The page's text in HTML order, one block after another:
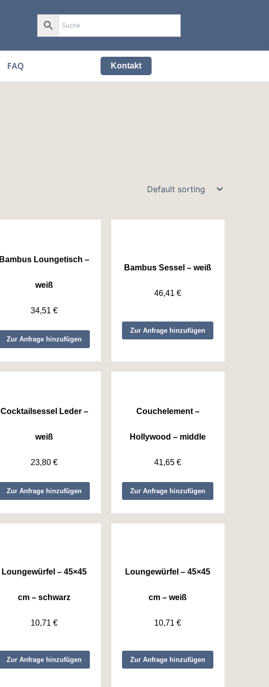
FAQ Kontakt
Bambus Loungetisch –
weiß
34,51€
Zur Anfrage hinzufügen
Bambus Sessel – weiß
46,41€
Zur Anfrage hinzufügen
Cocktailsessel Leder –
weiß
23,80€
Zur Anfrage hinzufügen
Couchelement –
Hollywood – middle
41,65€
Zur Anfrage hinzufügen
Loungewürfel – 45×45
cm – schwarz
10,71€
Zur Anfrage hinzufügen
Loungewürfel – 45×45
cm – weiß
10,71€
Zur Anfrage hinzufügen